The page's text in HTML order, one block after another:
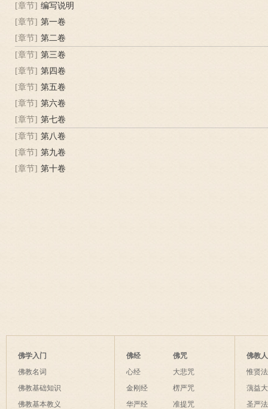
[章节] 编写说明
[章节] 第一卷
[章节] 第二卷
[章节] 第三卷
[章节] 第四卷
[章节] 第五卷
[章节] 第六卷
[章节] 第七卷
[章节] 第八卷
[章节] 第九卷
[章节] 第十卷
佛学入门
佛教名词
佛教基础知识
佛教基本教义
佛经
心经
金刚经
华严经
佛咒
大悲咒
楞严咒
准提咒
佛教
惟贤
蕅益
圣严